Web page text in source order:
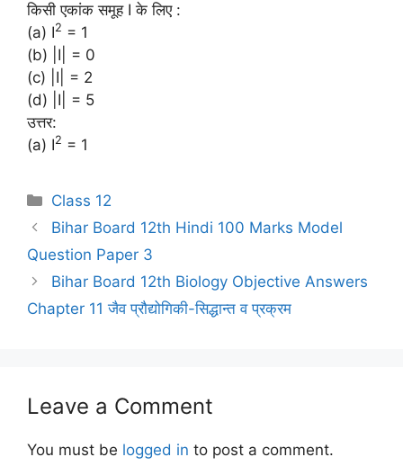
किसी एकांक समूह I के लिए :
(a) I2 = 1
(b) |I| = 0
(c) |I| = 2
(d) |I| = 5
उत्तर:
(a) I2 = 1
Categories
Class 12
Bihar Board 12th Hindi 100 Marks Model
Question Paper 3
Bihar Board 12th Biology Objective Answers
Chapter 11 जैव प्रौद्योगिकी-सिद्धान्त व प्रक्रम
Leave a Comment
You must be logged in to post a comment.